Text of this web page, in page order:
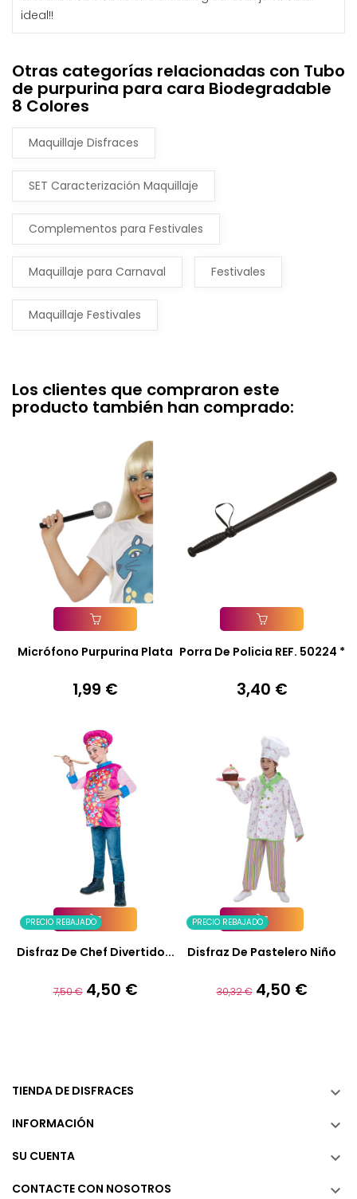
ideal!!
Otras categorías relacionadas con Tubo
de purpurina para cara Biodegradable
8 Colores
Maquillaje Disfraces
SET Caracterización Maquillaje
Complementos para Festivales
Maquillaje para Carnaval Festivales
Maquillaje Festivales
Los clientes que compraron este
producto también han comprado:
Añadir A La Cesta
Micrófono Purpurina Plata
Precio
1,99 €
Añadir A La Cesta
Porra De Policia REF. 50224 *
Precio
3,40 €
PRECIO REBAJADO
Añadir A La Cesta
Disfraz De Chef Divertido...
Precio
7,50 € Precio
4,50 €
PRECIO REBAJADO
Añadir A La Cesta
Disfraz De Pastelero Niño
Precio
30,32 € Precio
4,50 €
TIENDA DE DISFRACES 
INFORMACIÓN 
SU CUENTA 
CONTACTE CON NOSOTROS 